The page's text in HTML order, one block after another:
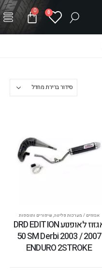
0
0
אגזוזים / מערכות פליטה, שיפורים ותוספות
אגזוז לאופנוע DRD EDITION
50 SM Derbi 2003 / 2007
ENDURO 2STROKE